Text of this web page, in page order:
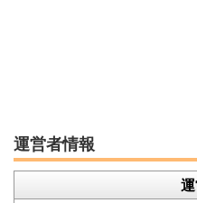
運営者情報